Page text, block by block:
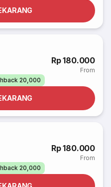
Rp 180.000
From
20,000
Rp 180.000
From
20,000